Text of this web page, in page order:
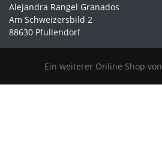
Alejandra Rangel Granados
Am Schweizersbild 2
88630 Pfullendorf
Ein weiterer Online Shop von